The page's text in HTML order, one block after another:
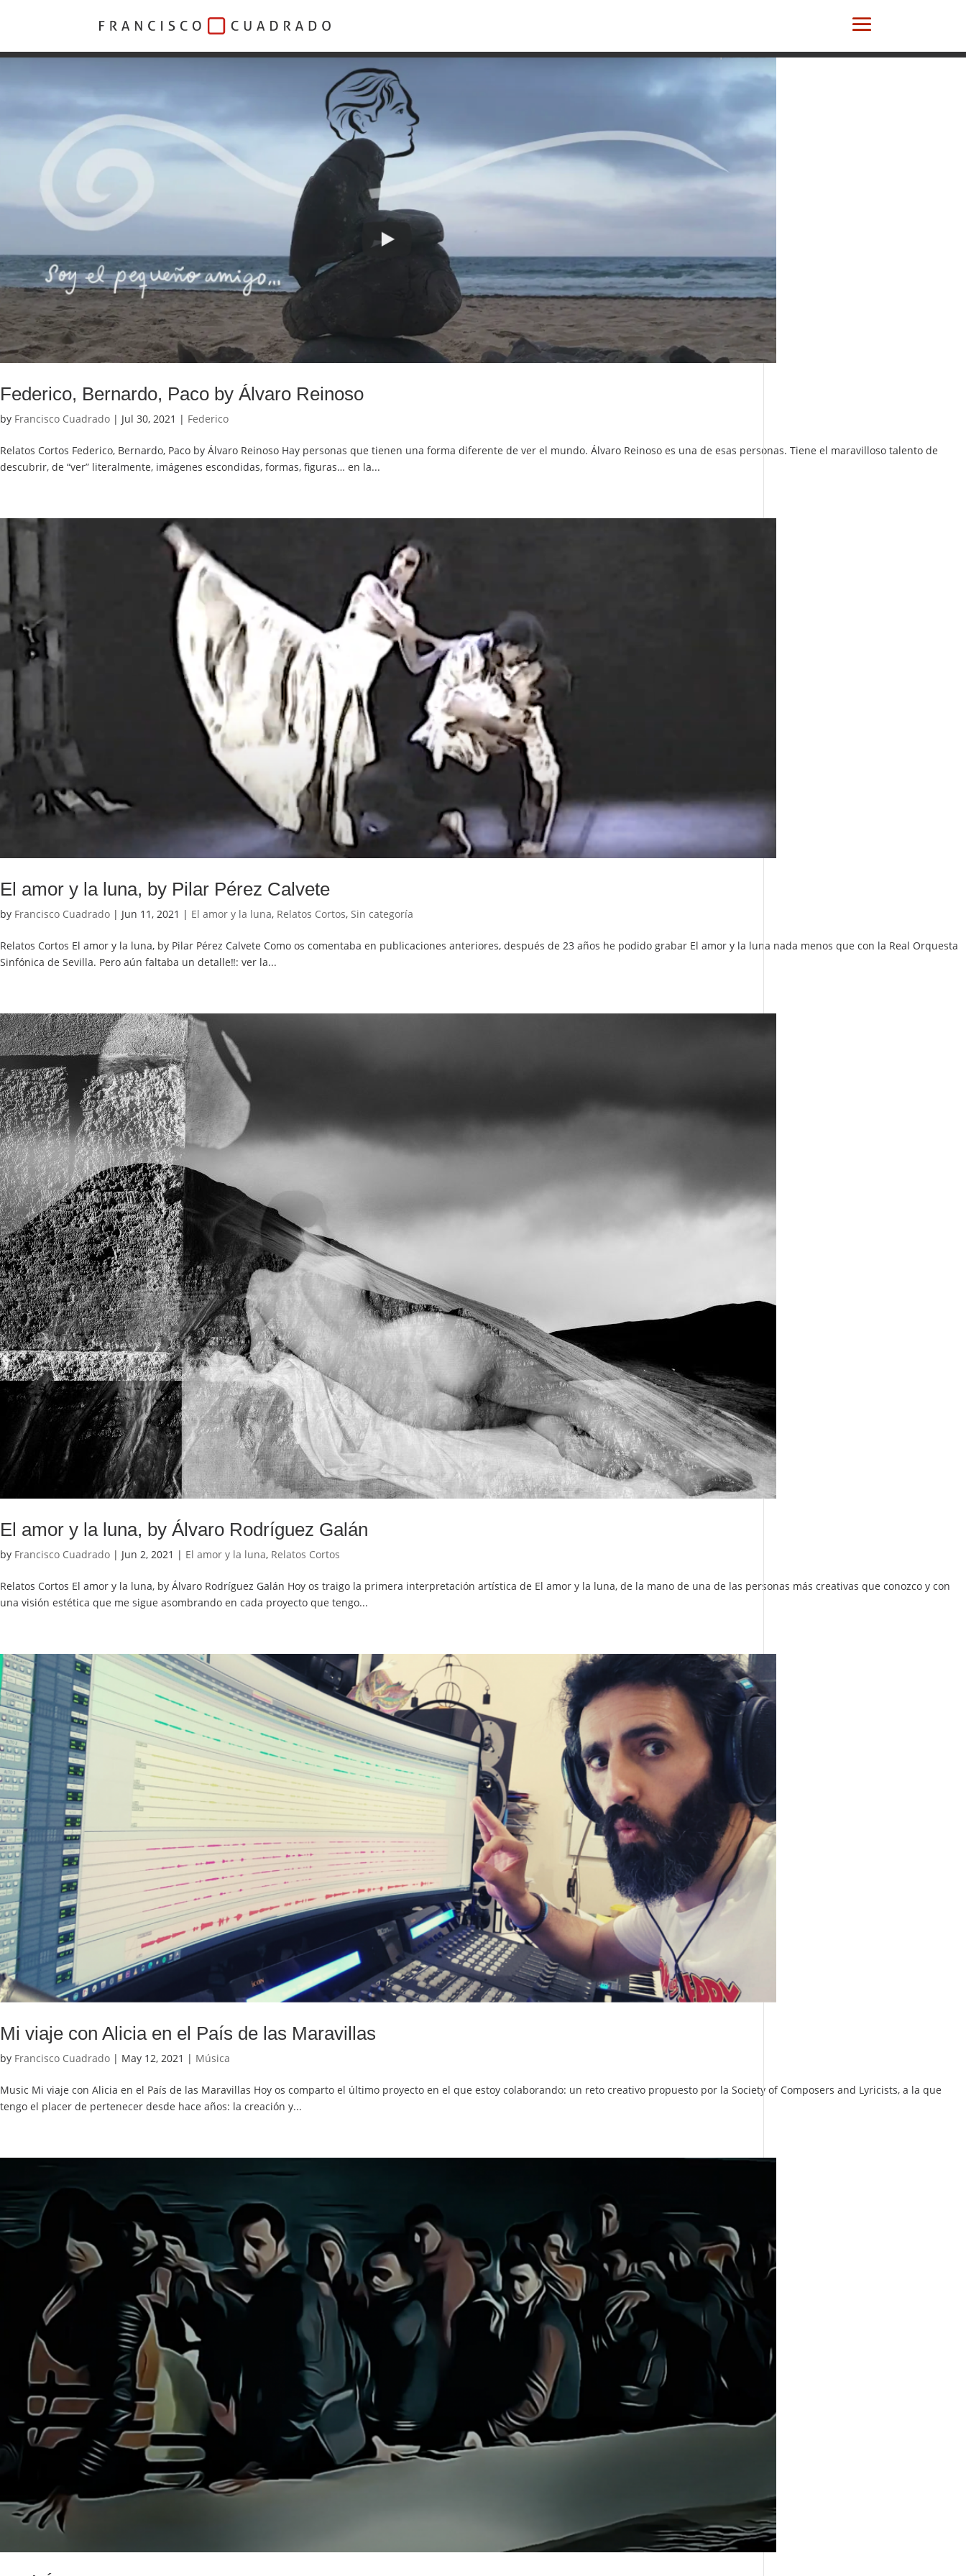
Federico, Bernardo, Paco by Álvaro Reinoso
by Francisco Cuadrado | Jul 30, 2021 | Federico
Relatos Cortos Federico, Bernardo, Paco by Álvaro Reinoso Hay personas que tienen una forma diferente de ver el mundo. Álvaro Reinoso es una de esas personas. Tiene el maravilloso talento de
descubrir, de “ver” literalmente, imágenes escondidas, formas, figuras… en la...
El amor y la luna, by Pilar Pérez Calvete
by Francisco Cuadrado | Jun 11, 2021 | El amor y la luna, Relatos Cortos, Sin categoría
Relatos Cortos El amor y la luna, by Pilar Pérez Calvete Como os comentaba en publicaciones anteriores, después de 23 años he podido grabar El amor y la luna nada menos que con la Real Orquesta
Sinfónica de Sevilla. Pero aún faltaba un detalle‼️: ver la...
El amor y la luna, by Álvaro Rodríguez Galán
by Francisco Cuadrado | Jun 2, 2021 | El amor y la luna, Relatos Cortos
Relatos Cortos El amor y la luna, by Álvaro Rodríguez Galán Hoy os traigo la primera interpretación artística de El amor y la luna, de la mano de una de las personas más creativas que conozco y con
una visión estética que me sigue asombrando en cada proyecto que tengo...
Mi viaje con Alicia en el País de las Maravillas
by Francisco Cuadrado | May 12, 2021 | Música
Music Mi viaje con Alicia en el País de las Maravillas Hoy os comparto el último proyecto en el que estoy colaborando: un reto creativo propuesto por la Society of Composers and Lyricists, a la que
tengo el placer de pertenecer desde hace años: la creación y...